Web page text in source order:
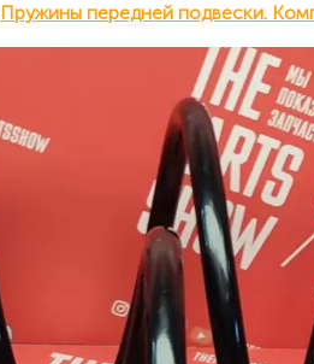
Пружины передней подвески.